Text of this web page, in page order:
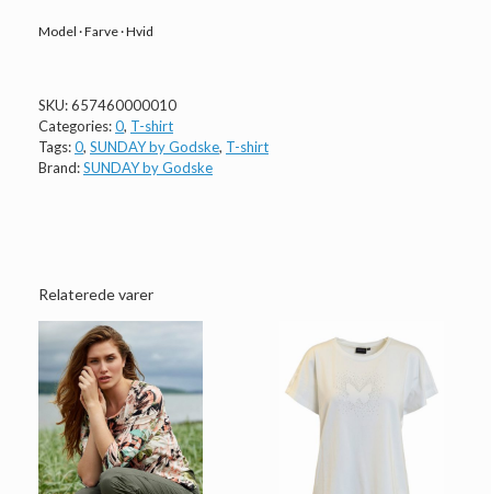
Model · Farve · Hvid
SKU:657460000010
Categories:0, T-shirt
Tags:0, SUNDAY by Godske, T-shirt
Brand:SUNDAY by Godske
Relaterede varer